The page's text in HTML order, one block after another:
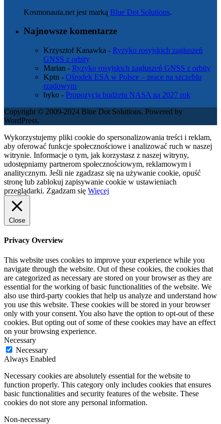
Kosmonauta.net jest marką Blue Dot Solutions.
Najnowsze komentarze
Krzysztof Kanawka - Ryzyko rosyjskich zagłuszeń
GNSS z orbity
Marian - Ryzyko rosyjskich zagłuszeń GNSS z orbity
Kptn - Ośrodek ESA w Polsce – prace na szczeblu
rządowym
byko - Propozycja budżetu NASA na 2027 rok
Copyright © 2009-2024 Blue Dot Solutions. Powered by
WordPress.
Wykorzystujemy pliki cookie do spersonalizowania treści i reklam,
aby oferować funkcje społecznościowe i analizować ruch w naszej
witrynie. Informacje o tym, jak korzystasz z naszej witryny,
udostępniamy partnerom społecznościowym, reklamowym i
analitycznym. Jeśli nie zgadzasz się na używanie cookie, opuść
stronę lub zablokuj zapisywanie cookie w ustawieniach
przeglądarki. Zgadzam się Więcej
Close
Privacy Overview
This website uses cookies to improve your experience while you
navigate through the website. Out of these cookies, the cookies that
are categorized as necessary are stored on your browser as they are
essential for the working of basic functionalities of the website. We
also use third-party cookies that help us analyze and understand how
you use this website. These cookies will be stored in your browser
only with your consent. You also have the option to opt-out of these
cookies. But opting out of some of these cookies may have an effect
on your browsing experience.
Necessary
Necessary
Always Enabled
Necessary cookies are absolutely essential for the website to
function properly. This category only includes cookies that ensures
basic functionalities and security features of the website. These
cookies do not store any personal information.
Non-necessary